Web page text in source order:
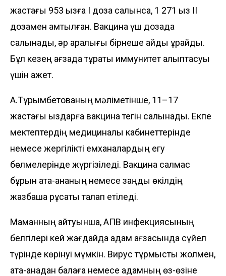
жастағы 953 қызға І доза салынса, 1 271 қыз ІІ
дозамен қамтылған. Вакцина үш дозада
салынады, әр аралығы бірнеше айды құрайды.
Бұл кезең ағзада тұрақты иммунитет қалыптасуы
үшін қажет.
А.Тұрымбетованың мәліметінше, 11–17
жастағы қыздарға вакцина тегін салынады. Екпе
мектептердің медициналық кабинеттерінде
немесе жергілікті емханалардың егу
бөлмелерінде жүр­гізіледі. Вакцина салмас
бұрын ата-ананың немесе заңды өкілдің
жазбаша рұқсаты талап етіледі.
Маманның айтуынша, АПВ инфек­циясының
белгілері кей жағдайда адам ағзасында сүйел
түрінде көрінуі мүмкін. Вирус тұрмыстық жолмен,
ата-анадан балаға немесе адамның өз-өзіне